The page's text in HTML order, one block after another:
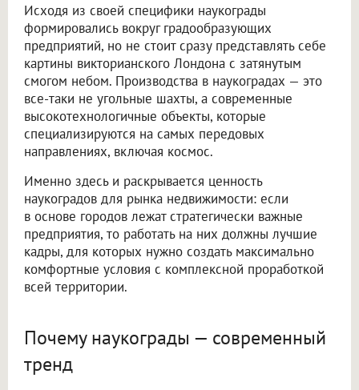
Исходя из своей специфики наукограды
формировались вокруг градообразующих
предприятий, но не стоит сразу представлять себе
картины викторианского Лондона с затянутым
смогом небом. Производства в наукоградах — это
все-таки не угольные шахты, а современные
высокотехнологичные объекты, которые
специализируются на самых передовых
направлениях, включая космос.
Именно здесь и раскрывается ценность
наукоградов для рынка недвижимости: если
в основе городов лежат стратегически важные
предприятия, то работать на них должны лучшие
кадры, для которых нужно создать максимально
комфортные условия с комплексной проработкой
всей территории.
Почему наукограды — современный
тренд